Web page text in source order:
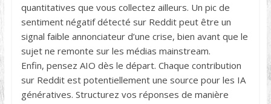
quantitatives que vous collectez ailleurs. Un pic de
sentiment négatif détecté sur Reddit peut être un
signal faible annonciateur d’une crise, bien avant que le
sujet ne remonte sur les médias mainstream.
Enfin, pensez AIO dès le départ. Chaque contribution
sur Reddit est potentiellement une source pour les IA
génératives. Structurez vos réponses de manière